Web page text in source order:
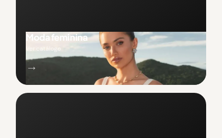
Moda feminina
Ver catálogo
→